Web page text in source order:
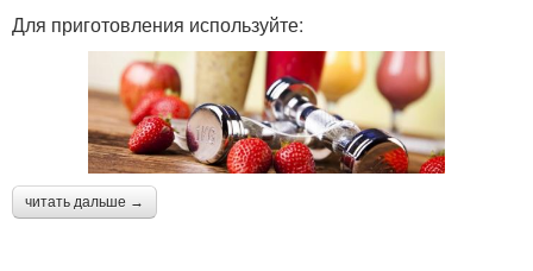
Для приготовления используйте:
читать дальше →